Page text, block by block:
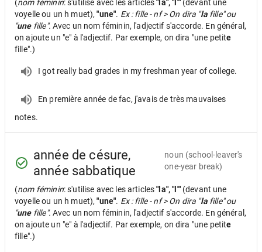
(nom féminin: s'utilise avec les articles"la", "l'" (devant une
voyelle ou un h muet),"une". Ex : fille - nf > On dira "lafille" ou
"unefille". Avec un nom féminin, l'adjectif s'accorde. En général,
on ajoute un "e" à l'adjectif. Par exemple, on dira "une petite
fille".)
I got really bad grades in my freshman year of college.
En première année de fac, j'avais de très mauvaises
notes.
année de césure,
année sabbatique
noun (school-leaver's
one-year break)
(nom féminin: s'utilise avec les articles"la", "l'" (devant une
voyelle ou un h muet),"une". Ex : fille - nf > On dira "lafille" ou
"unefille". Avec un nom féminin, l'adjectif s'accorde. En général,
on ajoute un "e" à l'adjectif. Par exemple, on dira "une petite
fille".)